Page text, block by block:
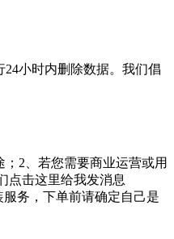
小时内删除数据。我们倡
2、若您需要商业运营或用
点击这里给我发消息
务，下单前请确定自己是